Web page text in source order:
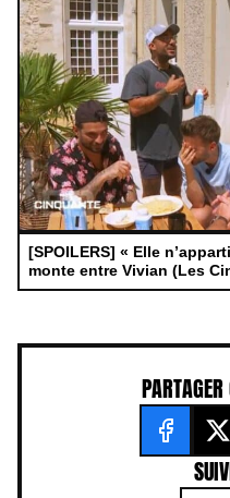
[SPOILERS] « Elle
monte entre Vivian (Les